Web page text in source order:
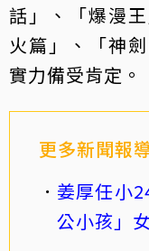
話」、「爆漫
火篇」、「神
實力備受肯定。
更多新聞報
姜厚任小
公小孩」